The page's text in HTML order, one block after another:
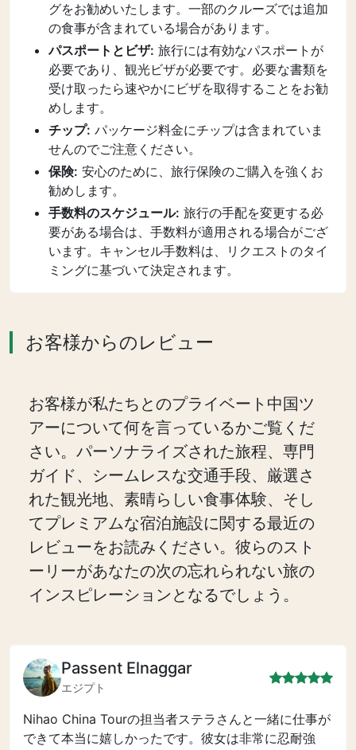
グをお勧めいたします。一部のクルーズでは追加
の食事が含まれている場合があります。
パスポートとビザ: 旅行には有効なパスポートが
必要であり、観光ビザが必要です。必要な書類を
受け取ったら速やかにビザを取得することをお勧
めします。
チップ: パッケージ料金にチップは含まれていま
せんのでご注意ください。
保険: 安心のために、旅行保険のご購入を強くお
勧めします。
手数料のスケジュール: 旅行の手配を変更する必
要がある場合は、手数料が適用される場合がござ
います。キャンセル手数料は、リクエストのタイ
ミングに基づいて決定されます。
お客様からのレビュー
お客様が私たちとのプライベート中国ツ
アーについて何を言っているかご覧くだ
さい。パーソナライズされた旅程、専門
ガイド、シームレスな交通手段、厳選さ
れた観光地、素晴らしい食事体験、そし
てプレミアムな宿泊施設に関する最近の
レビューをお読みください。彼らのスト
ーリーがあなたの次の忘れられない旅の
インスピレーションとなるでしょう。
Passent Elnaggar
エジプト
Nihao China Tourの担当者ステラさんと一緒に仕事が
できて本当に嬉しかったです。彼女は非常に忍耐強